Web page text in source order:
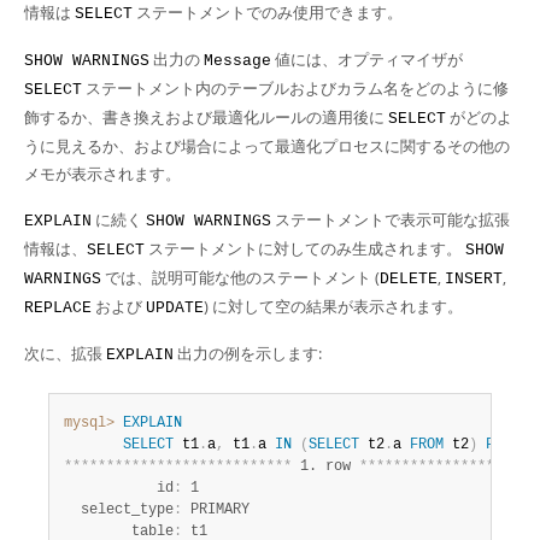
Developer Zone
情報は SELECT ステートメントでのみ使用できます。
SHOW WARNINGS 出力の Message 値には、オプティマイザが
SELECT ステートメント内のテーブルおよびカラム名をどのように修
飾するか、書き換えおよび最適化ルールの適用後に SELECT がどのよ
うに見えるか、および場合によって最適化プロセスに関するその他の
メモが表示されます。
EXPLAIN に続く SHOW WARNINGS ステートメントで表示可能な拡張
情報は、 SELECT ステートメントに対してのみ生成されます。 SHOW
WARNINGS では、説明可能な他のステートメント (DELETE, INSERT,
REPLACE および UPDATE) に対して空の結果が表示されます。
次に、拡張 EXPLAIN 出力の例を示します:
mysql> EXPLAIN
SELECT
t1 .a, t1 .a IN ( SELECT t2 .a FROM t2 )
FROM
*************************** 1. row ****************
           id
:
1
  select_type
:
PRIMARY
        table
: t1